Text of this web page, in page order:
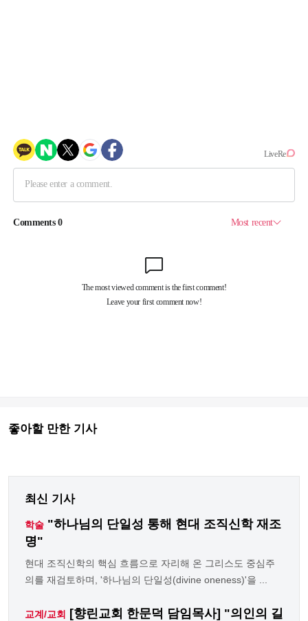
좋아할 만한 기사
최신 기사
학술 "하나님의 단일성 통해 현대 조직신학 재조
명"
현대 조직신학의 핵심 흐름으로 자리해 온 그리스도 중심주
의를 재검토하며, '하나님의 단일성(divine oneness)'을 ...
교계/교회 [향린교회 한문덕 담임목사] "의인의 길